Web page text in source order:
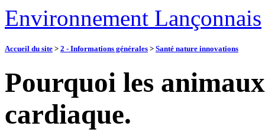
Environnement Lançonnais
Accueil du site > 2 - Informations générales > Santé nature innovations
Pourquoi les
cardiaque.